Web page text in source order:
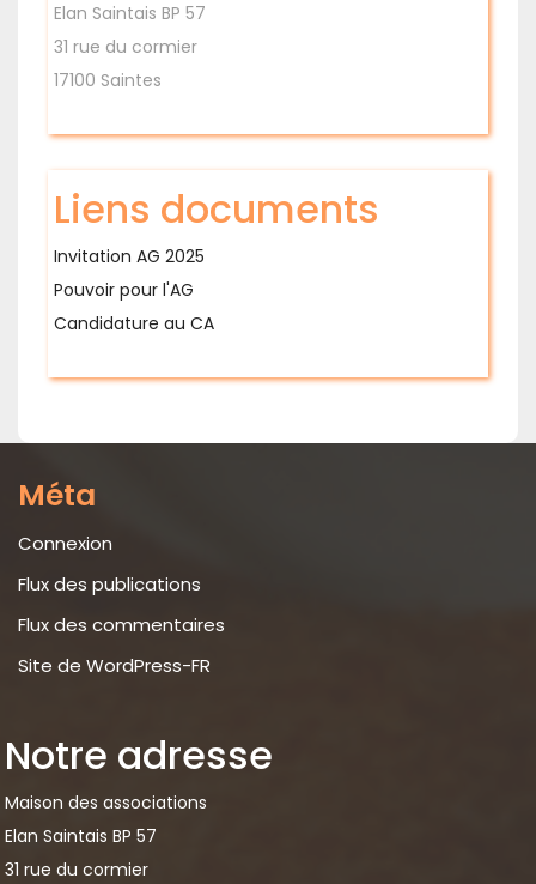
Elan Saintais BP 57
31 rue du cormier
17100 Saintes
Liens documents
Invitation AG 2025
Pouvoir pour l'AG
Candidature au CA
Méta
Connexion
Flux des publications
Flux des commentaires
Site de WordPress-FR
Notre adresse
Maison des associations
Elan Saintais BP 57
31 rue du cormier